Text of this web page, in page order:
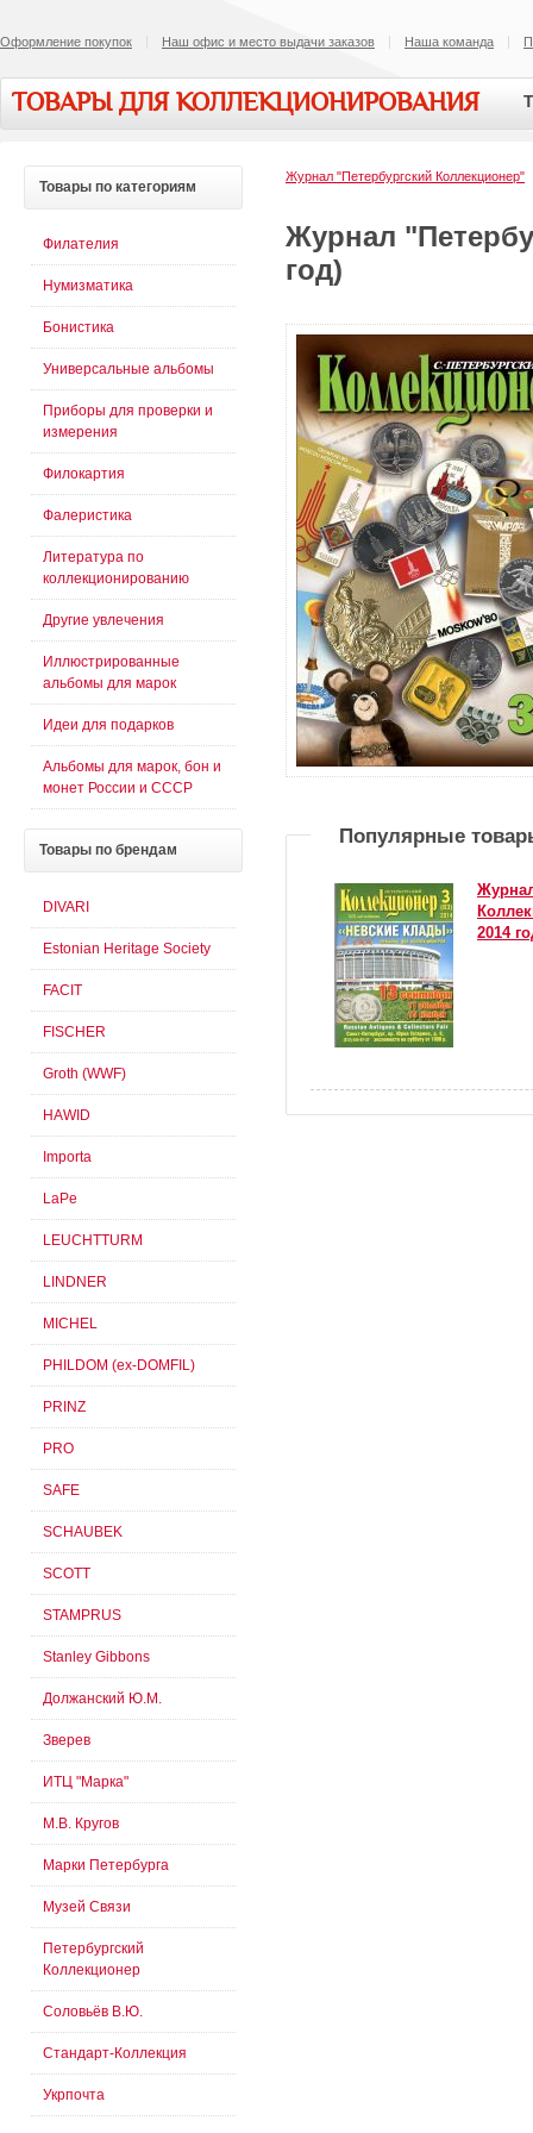
Оформление покупок Наш офис и место выдачи заказов Наша команда
ТОВАРЫ ДЛЯ КОЛЛЕКЦИОНИРОВАНИЯ
Журнал "Петербургский Коллекционер"
Журнал
год)
Популярные
2014
Товары по категориям
Филателия
Нумизматика
Бонистика
Универсальные альбомы
Приборы для проверки и
измерения
Филокартия
Фалеристика
Литература по
коллекционированию
Другие увлечения
Иллюстрированные
альбомы для марок
Идеи для подарков
Альбомы для марок, бон и
монет России и СССР
Товары по брендам
DIVARI
Estonian Heritage Society
FACIT
FISCHER
Groth (WWF)
HAWID
Importa
LaPe
LEUCHTTURM
LINDNER
MICHEL
PHILDOM (ex-DOMFIL)
PRINZ
PRO
SAFE
SCHAUBEK
SCOTT
STAMPRUS
Stanley Gibbons
Должанский Ю.М.
Зверев
ИТЦ "Марка"
М.В. Кругов
Марки Петербурга
Музей Связи
Петербургский
Коллекционер
Соловьёв В.Ю.
Стандарт-Коллекция
Укрпочта